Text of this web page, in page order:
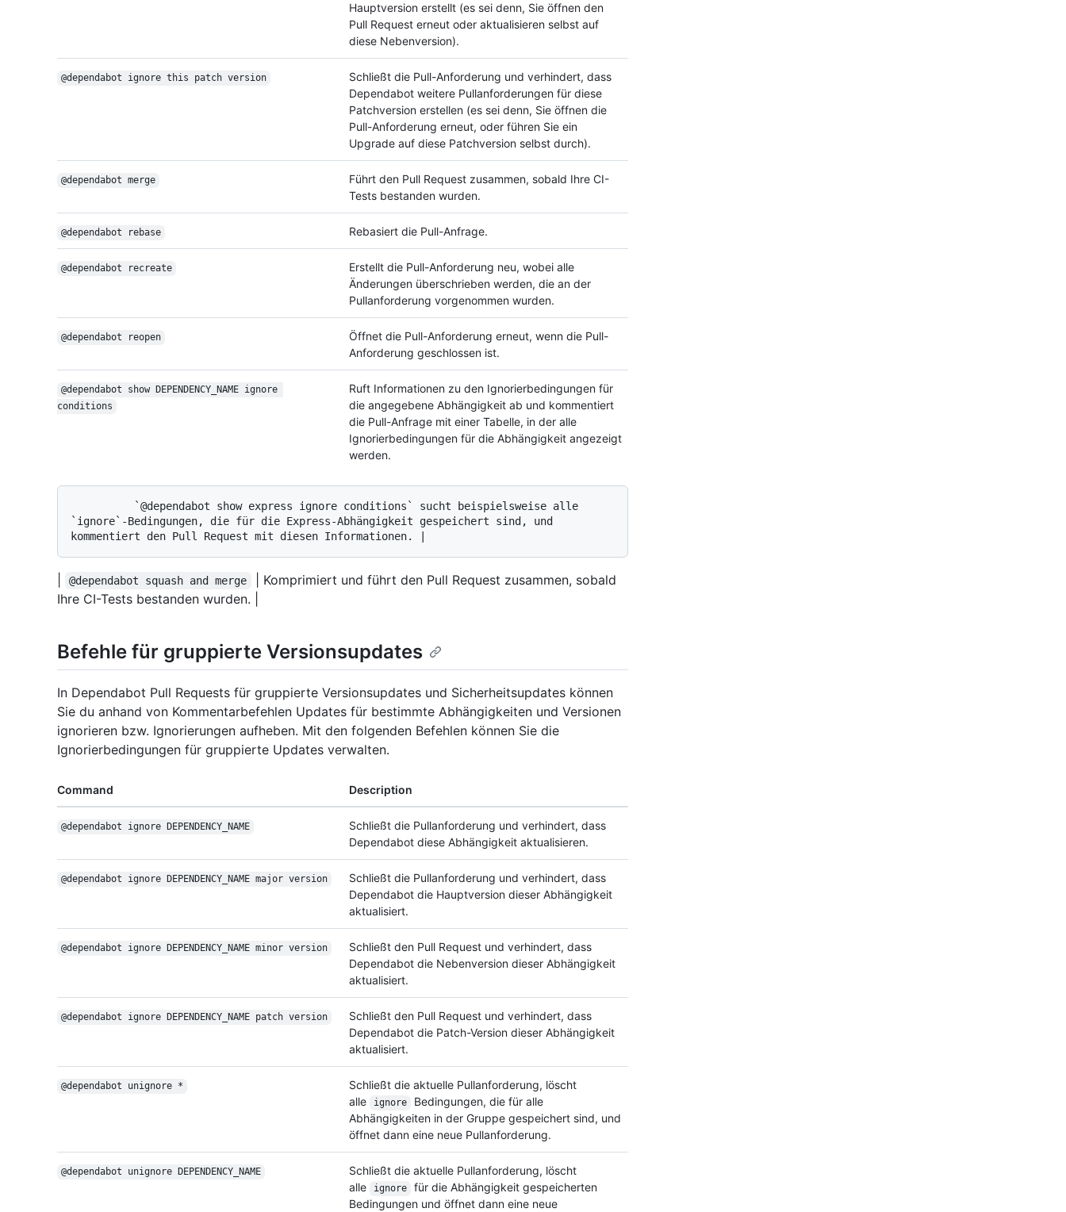
Hauptversion erstellt (es sei denn, Sie öffnen den
Pull Request erneut oder aktualisieren selbst auf
diese Nebenversion).
@dependabot ignore this patch version
Schließt die Pull-Anforderung und verhindert, dass
Dependabot weitere Pullanforderungen für diese
Patchversion erstellen (es sei denn, Sie öffnen die
Pull-Anforderung erneut, oder führen Sie ein
Upgrade auf diese Patchversion selbst durch).
@dependabot merge
Führt den Pull Request zusammen, sobald Ihre CI-
Tests bestanden wurden.
@dependabot rebase Rebasiert die Pull-Anfrage.
@dependabot recreate
Erstellt die Pull-Anforderung neu, wobei alle
Änderungen überschrieben werden, die an der
Pullanforderung vorgenommen wurden.
@dependabot reopen
Öffnet die Pull-Anforderung erneut, wenn die Pull-
Anforderung geschlossen ist.
@dependabot show DEPENDENCY_NAME ignore
conditions
Ruft Informationen zu den Ignorierbedingungen für
die angegebene Abhängigkeit ab und kommentiert
die Pull-Anfrage mit einer Tabelle, in der alle
Ignorierbedingungen für die Abhängigkeit angezeigt
werden.
`ignore`-Bedingungen, die für die Express-Abhängigkeit gespeichert sind, und
@dependabot squash and merge
| Komprimiert und führt den Pull Request zusammen, sobald
Ihre CI-Tests bestanden wurden. |
Befehle für gruppierte Versionsupdates
In Dependabot Pull Requests für gruppierte Versionsupdates und Sicherheitsupdates können
Sie du anhand von Kommentarbefehlen Updates für bestimmte Abhängigkeiten und Versionen
ignorieren bzw. Ignorierungen aufheben. Mit den folgenden Befehlen können Sie die
Ignorierbedingungen für gruppierte Updates verwalten.
Command Description
@dependabot ignore DEPENDENCY_NAME
Schließt die Pullanforderung und verhindert, dass
Dependabot diese Abhängigkeit aktualisieren.
@dependabot ignore DEPENDENCY_NAME major version
Schließt die Pullanforderung und verhindert, dass
Dependabot die Hauptversion dieser Abhängigkeit
aktualisiert.
@dependabot ignore DEPENDENCY_NAME minor version
Schließt den Pull Request und verhindert, dass
Dependabot die Nebenversion dieser Abhängigkeit
aktualisiert.
@dependabot ignore DEPENDENCY_NAME patch version
Schließt den Pull Request und verhindert, dass
Dependabot die Patch-Version dieser Abhängigkeit
aktualisiert.
@dependabot unignore *
Schließt die aktuelle Pullanforderung, löscht
alle
ignore
Bedingungen, die für alle
Abhängigkeiten in der Gruppe gespeichert sind, und
öffnet dann eine neue Pullanforderung.
@dependabot unignore DEPENDENCY_NAME
Schließt die aktuelle Pullanforderung, löscht
alle
ignore
für die Abhängigkeit gespeicherten
Bedingungen und öffnet dann eine neue